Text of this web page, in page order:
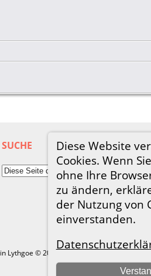
Diese Website
Cookies. Wenn
ohne Ihre
zu ändern,
der Nutzung von
einverstanden.
SUCHE
Lythgoe © 2001-2026.